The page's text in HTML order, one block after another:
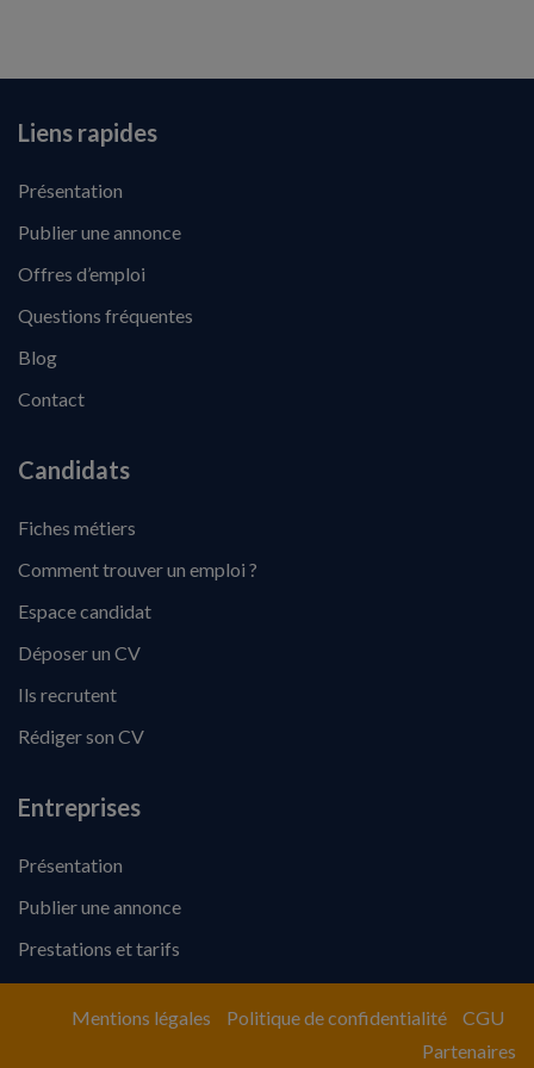
Liens rapides
Présentation
Publier une annonce
Offres d’emploi
Questions fréquentes
Blog
Contact
Candidats
Fiches métiers
Comment trouver un emploi ?
Espace candidat
Déposer un CV
Ils recrutent
Rédiger son CV
Entreprises
Présentation
Publier une annonce
Prestations et tarifs
Mentions légales Politique de confidentialité
CGU
Partenaires